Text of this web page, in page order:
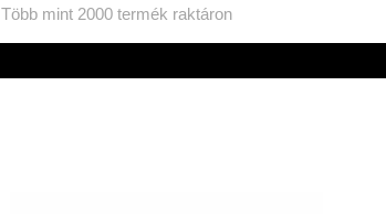
Több mint 2000 termék raktáron